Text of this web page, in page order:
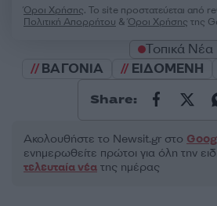
Όροι Χρήσης. Το site προστατεύεται από
Πολιτική Απορρήτου &Όροι Χρήσης της
Τοπικά Νέα
ΒΑΓΟΝΙΑ
ΕΙΔΟΜΕΝΗ
Share:
Ακολουθήστε το Νewsit.gr στο
ενημερωθείτε πρώτοι για όλη την
τελευταία νέα της ημέρας